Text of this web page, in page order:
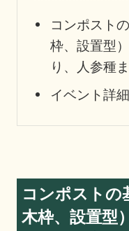
コンポスト
枠、設置型
り、人参種
イベント詳細
コンポストの
木枠、設置型